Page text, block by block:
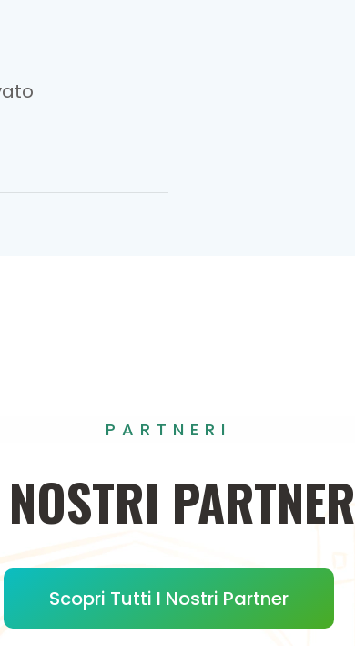
PARTNERI
NOSTRI PARTNER
Scopri Tutti I Nostri Partner